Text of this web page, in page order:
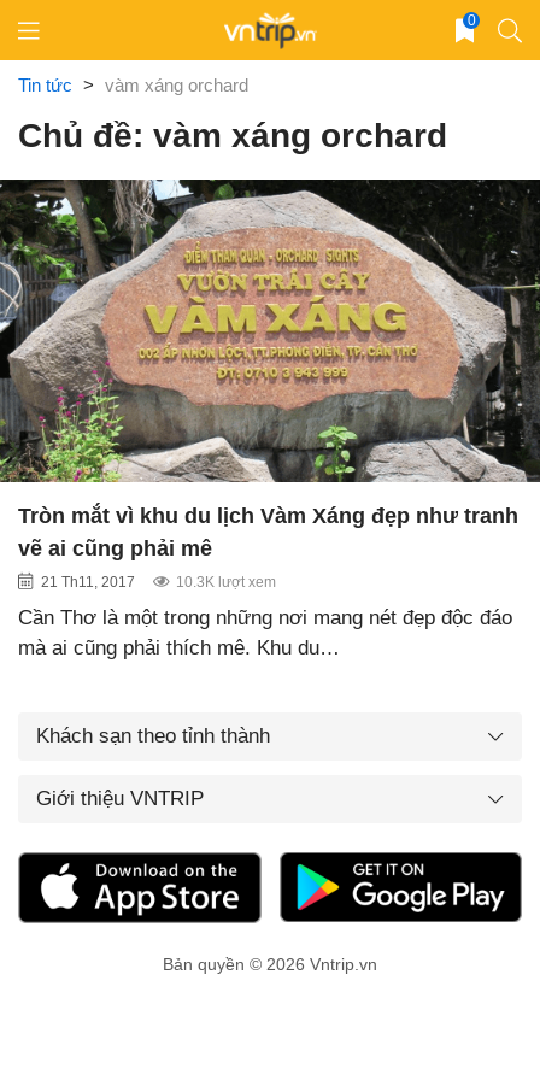
content
0
Tin tức > vàm xáng orchard
Chủ đề: vàm xáng orchard
Tròn mắt vì khu du lịch Vàm Xáng đẹp như tranh
vẽ ai cũng phải mê
21 Th11, 2017 10.3K lượt xem
Cần Thơ là một trong những nơi mang nét đẹp độc đáo
mà ai cũng phải thích mê. Khu du…
Khách sạn theo tỉnh thành
Giới thiệu VNTRIP
Bản quyền © 2026 Vntrip.vn